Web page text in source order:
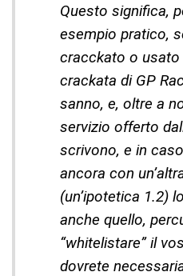
Questo significa,
esempio pratico,
cracckato o usato
crackata di GP
sanno, e, oltre a
servizio offerto
scrivono, e in
ancora con
(un’ipotetica 1.2)
anche quello,
“whitelistare” il
dovrete